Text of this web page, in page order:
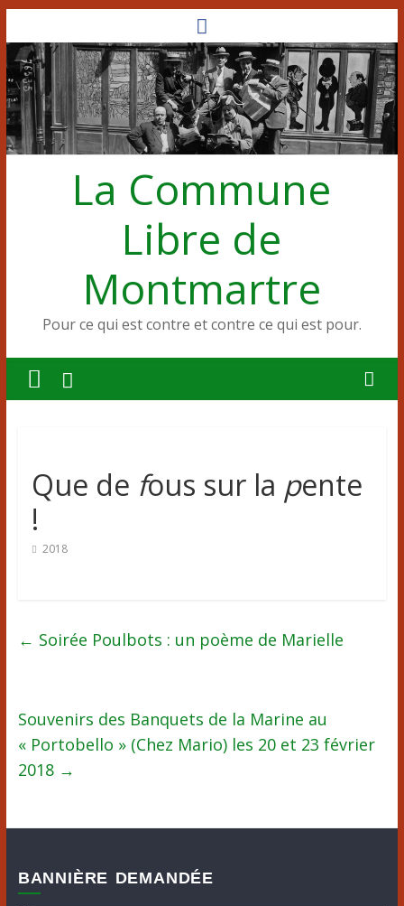
au
contenu
La Commune
Libre de
Montmartre
Pour ce qui est contre et contre ce qui est pour.
Que de fous sur la pente
!
2018
← Soirée Poulbots : un poème de Marielle
Souvenirs des Banquets de la Marine au
« Portobello » (Chez Mario) les 20 et 23 février
2018 →
BANNIÈRE DEMANDÉE